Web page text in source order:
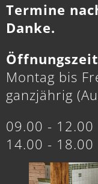
Termine
Danke.
Montag bis
ganzjährig
09.00 - 12.00
14.00 - 18.00